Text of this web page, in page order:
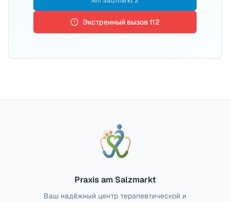
Экстренный вызов 112
Praxis am Salzmarkt
Ваш надёжный центр терапевтической и